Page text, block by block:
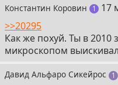
Константин Коровин 1 пост
17
17
>>20295
Как же похуй. Ты в 2010
микроскопом
Давид Альфаро Сикейрос 1